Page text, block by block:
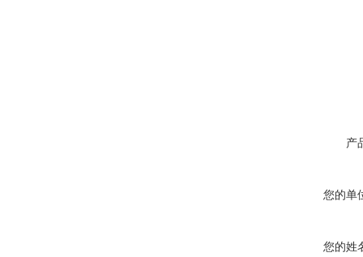
产
您的单
您的姓